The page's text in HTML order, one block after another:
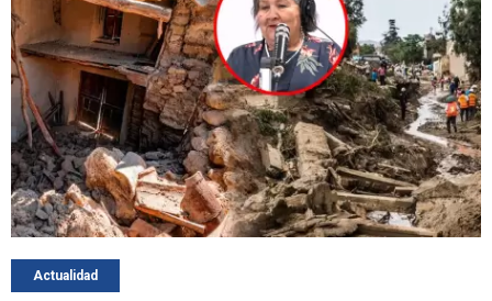
Actualidad